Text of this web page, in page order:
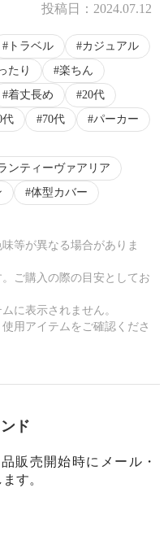
投稿日： 2024.07.12
トラベル
カジュアル
たり
楽ちん
着丈長め
20代
代 70代
パーカー
ンティーヴァアリア
体型カバー
等が異なる場合がありま
ご購入の際の目安としてお
に表示されません。
用アイテムをご確認くださ
ド
販売開始時にメール・
す。